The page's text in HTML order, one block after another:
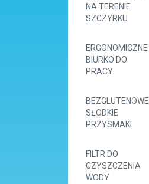
NA TERENIE
SZCZYRKU
ERGONOMICZNE
BIURKO DO
PRACY.
BEZGLUTENOWE
SŁODKIE
PRZYSMAKI
FILTR DO
CZYSZCZENIA
WODY